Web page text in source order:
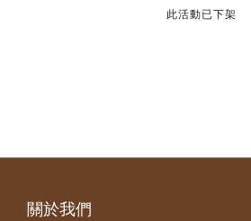
此活動已下架
關於我們